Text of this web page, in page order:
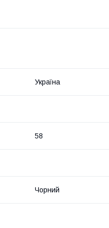
Україна
58
Чорний